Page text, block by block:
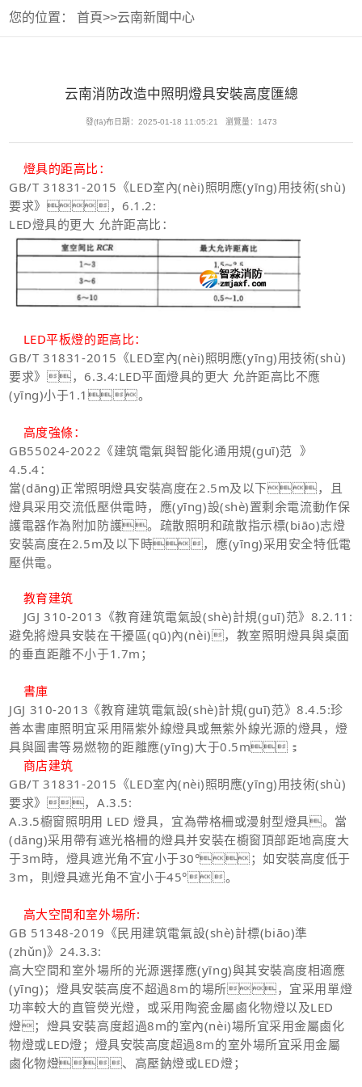
您的位置： 首頁>>云南新聞中心
云南消防改造中照明燈具安裝高度匯總
發(fā)布日期：2025-01-18 11:05:21 瀏覽量：1473
燈具的距高比：
GB/T 31831-2015 《LED室內(nèi)照明應(yīng)用技術(shù)
要求》，6.1.2:
LED燈具的更大 允許距高比：
LED平板燈的距高比：
GB/T 31831-2015 《LED室內(nèi)照明應(yīng)用技術(shù)
要求》，6.3.4:LED平面燈具的更大 允許距高比不應
(yīng)小于1.1。
高度強條：
GB55024-2022 《建筑電氣與智能化通用規(guī)范 》
4.5.4：
當(dāng)正常照明燈具安裝高度在2.5m及以下，且
燈具采用交流低壓供電時，應(yīng)設(shè)置剩余電流動作保
護電器作為附加防護。疏散照明和疏散指示標(biāo)志燈
安裝高度在2.5m及以下時，應(yīng)采用安全特低電
壓供電。
教育建筑
JGJ 310-2013 《教育建筑電氣設(shè)計規(guī)范》8.2.11:
避免將燈具安裝在干擾區(qū)內(nèi)，教室照明燈具與桌面
的垂直距離不小于1.7m；
書庫
JGJ 310-2013 《教育建筑電氣設(shè)計規(guī)范》8.4.5:珍
善本書庫照明宜采用隔紫外線燈具或無紫外線光源的燈具，燈
具與圖書等易燃物的距離應(yīng)大于0.5m；
商店建筑
GB/T 31831-2015 《LED室內(nèi)照明應(yīng)用技術(shù)
要求》，A.3.5:
A.3.5櫥窗照明用 LED 燈具，宜為帶格柵或漫射型燈具。當
(dāng)采用帶有遮光格柵的燈具并安裝在櫥窗頂部距地高度大
于3m時，燈具遮光角不宜小于30°；如安裝高度低于
3m，則燈具遮光角不宜小于45°。
高大空間和室外場所:
GB 51348-2019 《民用建筑電氣設(shè)計標(biāo)準
(zhǔn)》24.3.3:
高大空間和室外場所的光源選擇應(yīng)與其安裝高度相適應
(yīng)；燈具安裝高度不超過8m的場所，宜采用單燈
功率較大的直管熒光燈，或采用陶瓷金屬鹵化物燈以及LED
燈；燈具安裝高度超過8m的室內(nèi)場所宜采用金屬鹵化
物燈或LED燈；燈具安裝高度超過8m的室外場所宜采用金屬
鹵化物燈、高壓鈉燈或LED燈；